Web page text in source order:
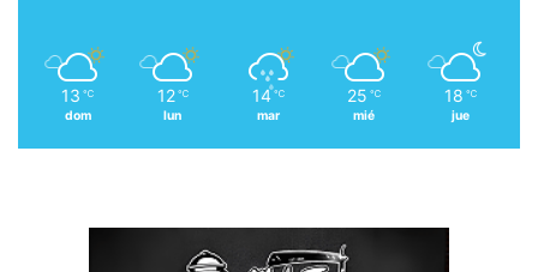
13 ℃
dom
12 ℃
lun
14 ℃
mar
25 ℃
mié
18 ℃
jue